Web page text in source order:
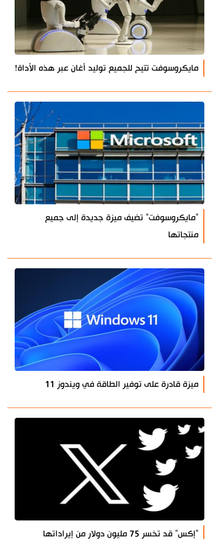
مايكروسوفت تتيح للجميع توليد أغان عبر هذه الأداة!
"مايكروسوفت" تضيف ميزة جديدة إلى جميع
منتجاتها
ميزة قادرة على توفير الطاقة في ويندوز 11
"إكس" قد تخسر 75 مليون دولار من إيراداتها